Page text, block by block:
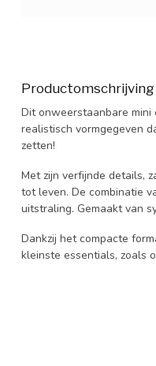
Productomschrijving
Dit onweerstaanbare mini
realistisch vormgegeven
zetten!
Met zijn verfijnde details,
tot leven. De combinatie
uitstraling. Gemaakt van
Dankzij het compacte
kleinste essentials, zoals